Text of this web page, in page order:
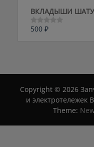
ВКЛАДЫШИ
Оценка
500 ₽
Copyright © 2026
и электротележек
Theme: